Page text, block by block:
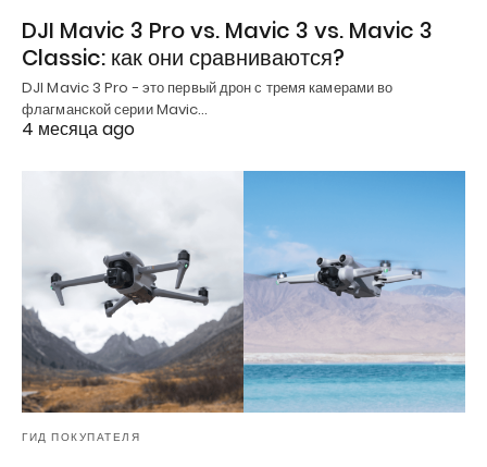
DJI Mavic 3 Pro vs. Mavic 3 vs. Mavic 3
Classic: как они сравниваются?
DJI Mavic 3 Pro - это первый дрон с тремя камерами во
флагманской серии Mavic…
4 месяца ago
ГИД ПОКУПАТЕЛЯ